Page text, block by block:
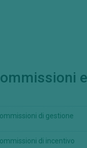
di gestione
di incentivo
competenti autorità.
della conformità con le